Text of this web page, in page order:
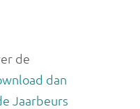
de
dan
Jaarbeurs